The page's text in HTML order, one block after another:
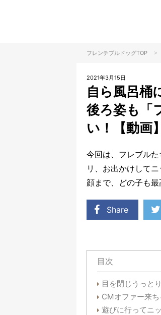
フレンチブルドッグTOP >
2021年3月15日
自ら風呂桶
後ろ姿も「
い！【動画】
今回は、フレブル
リ、お出かけして
顔まで、どの子も
Share
目次
目を閉じうっと
CMオファー来ち
遊びに行ってニ